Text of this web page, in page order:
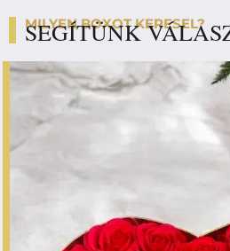
MILYEN BOXOT KERESEL?
SEGÍTÜNK